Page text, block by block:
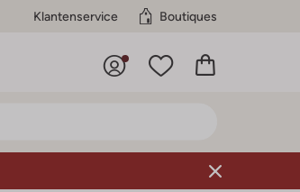
Klantenservice Boutiques